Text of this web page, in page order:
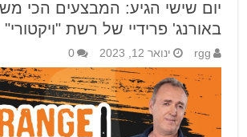
יום שישי הגיע: המבצעים הכי
באורנג' פרידיי של רשת "ויקטורי"
rgg ינואר 12, 2023 0